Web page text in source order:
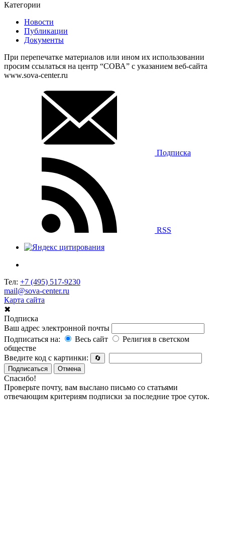
Категории
Новости
Публикации
Документы
При перепечатке материалов или ином их использовании
просим ссылаться на центр “СОВА” с указанием веб-сайта
www.sova-center.ru
Подписка
RSS
Тел: +7 (495) 517-9230
mail@sova-center.ru
Карта сайта
✖
Подписка
Ваш адрес электронной почты
Подписаться на:
Весь сайт
Религия в светском
обществе
Введите код с картинки:
🔄
Подписаться
Отмена
Спасибо!
Проверьте почту, вам выслано письмо со статьями
отвечающим критериям подписки за последние трое суток.